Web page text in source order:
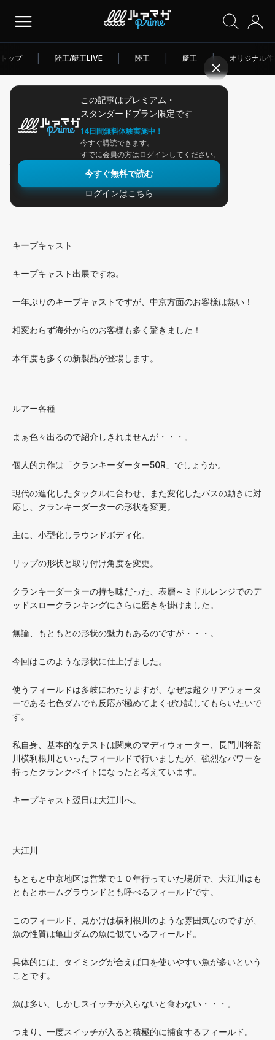
トップ 陸王/艇王LIVE 陸王 艇王 | オリジナル
この記事はプレミアム・
スタンダードプラン限定です
14日間無料体験実施中！
今すぐ購読できます。
すでに会員の方はログインしてください。
今すぐ無料で読む
ログインはこちら
アングラー連載
大江川へ行ってきました！
今回は中京地区へ行ってきました。
キープキャスト
キープキャスト出展ですね。
一年ぶりのキープキャストですが、中京方面のお客様は熱い！
相変わらず海外からのお客様も多く驚きました！
本年度も多くの新製品が登場します。
ルアー各種
まぁ色々出るので紹介しきれませんが・・・。
個人的力作は「クランキーダーター50R」でしょうか。
現代の進化したタックルに合わせ、また変化したバスの動きに対
応し、クランキーダーターの形状を変更。
主に、小型化しラウンドボディ化。
リップの形状と取り付け角度を変更。
クランキーダーターの持ち味だった、表層～ミドルレンジでのデ
ッドスロークランキングにさらに磨きを掛けました。
無論、もともとの形状の魅力もあるのですが・・・。
今回はこのような形状に仕上げました。
使うフィールドは多岐にわたりますが、なぜは超クリアウォータ
ーである七色ダムでも反応が極めてよくぜひ試してもらいたいで
す。
私自身、基本的なテストは関東のマディウォーター、長門川将監
川横利根川といったフィールドで行いましたが、強烈なパワーを
持ったクランクベイトになったと考えています。
キープキャスト翌日は大江川へ。
大江川
もともと中京地区は営業で１０年行っていた場所で、大江川はも
ともとホームグラウンドとも呼べるフィールドです。
このフィールド、見かけは横利根川のような雰囲気なのですが、
魚の性質は亀山ダムの魚に似ているフィールド。
具体的には、タイミングが合えば口を使いやすい魚が多いという
ことです。
魚は多い、しかしスイッチが入らないと食わない・・・。
つまり、一度スイッチが入ると積極的に捕食するフィールド。